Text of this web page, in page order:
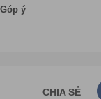
ý
CHIA SẺ